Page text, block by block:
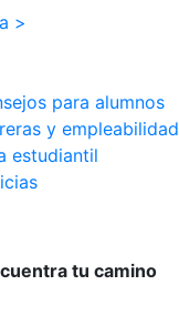
>
para alumnos
y empleabilidad
estudiantil
tu camino